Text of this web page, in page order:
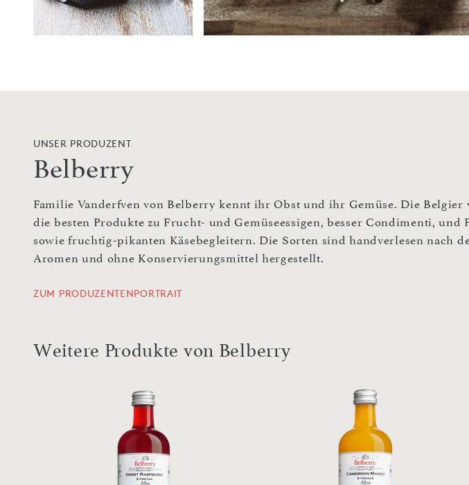
UNSER PRODUZENT
Belberry
Familie Vanderfven von Belberry kennt ihr Obst und ihr Gemüse. Die Belgier
die besten Produkte zu Frucht- und Gemüseessigen, besser Condimenti, und
sowie fruchtig-pikanten Käsebegleitern. Die Sorten sind handverlesen nach
Aromen und ohne Konservierungsmittel hergestellt.
ZUM PRODUZENTENPORTRAIT
Weitere Produkte von Belberry